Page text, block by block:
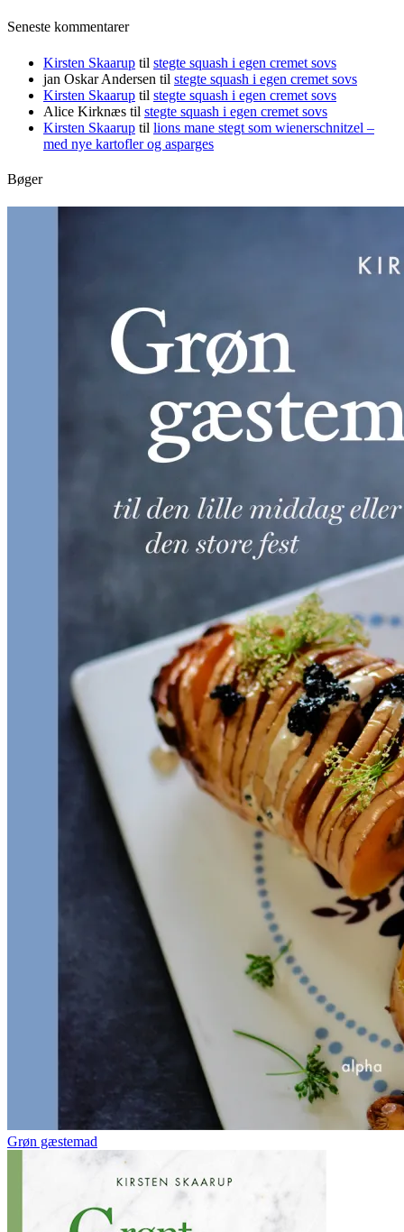
Seneste kommentarer
Kirsten Skaarup til stegte squash i egen cremet sovs
jan Oskar Andersen til stegte squash i egen cremet sovs
Kirsten Skaarup til stegte squash i egen cremet sovs
Alice Kirknæs til stegte squash i egen cremet sovs
Kirsten Skaarup til lions mane stegt som wienerschnitzel –
med nye kartofler og asparges
Bøger
Grøn gæstemad